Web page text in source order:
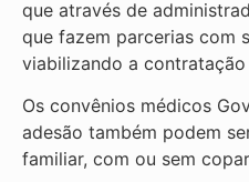
que através de
que fazem parcerias com
viabilizando a
Os convênios médicos
adesão também podem
familiar, com ou sem